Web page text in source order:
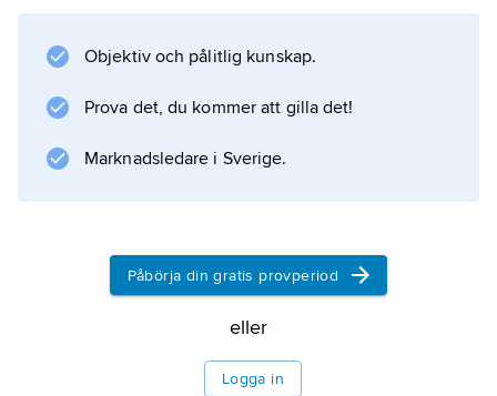
Norden som helhet.
Information om artikeln
Objektiv och pålitlig kunskap.
Prova det, du kommer att gilla det!
Marknadsledare i Sverige.
Påbörja din gratis provperiod
eller
Logga in